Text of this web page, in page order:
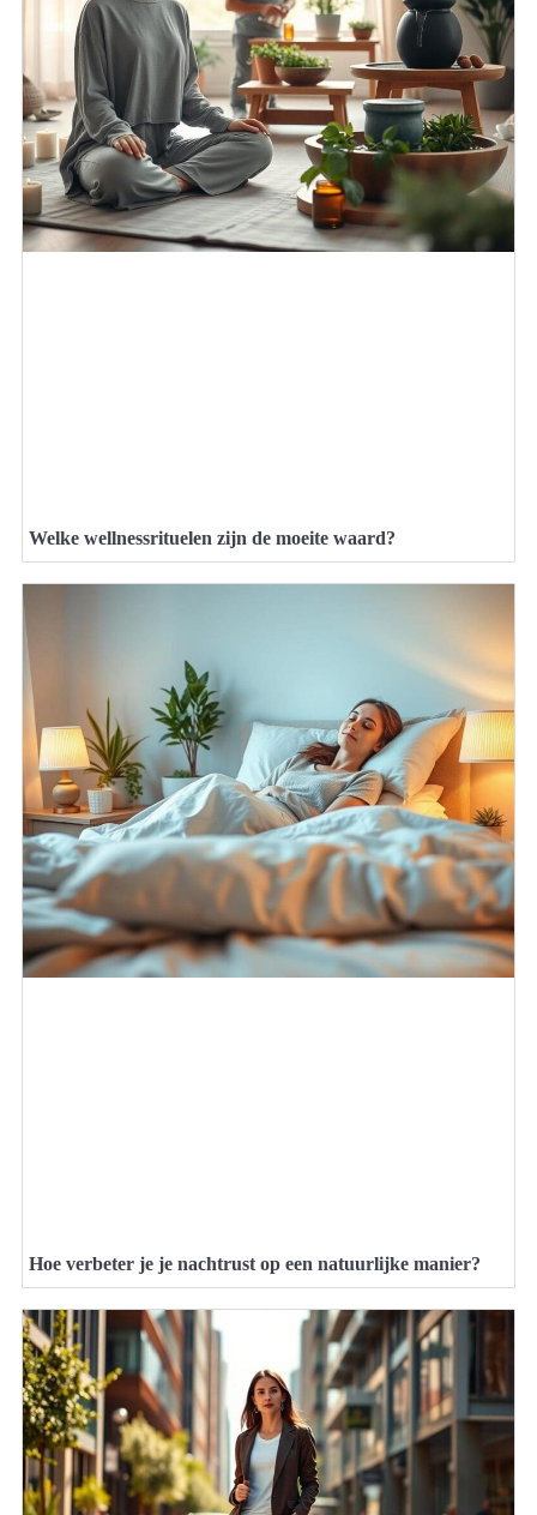
Welke wellnessrituelen zijn de moeite waard?
Hoe verbeter je je nachtrust op een natuurlijke manier?